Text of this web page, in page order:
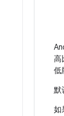
高
低
默
如